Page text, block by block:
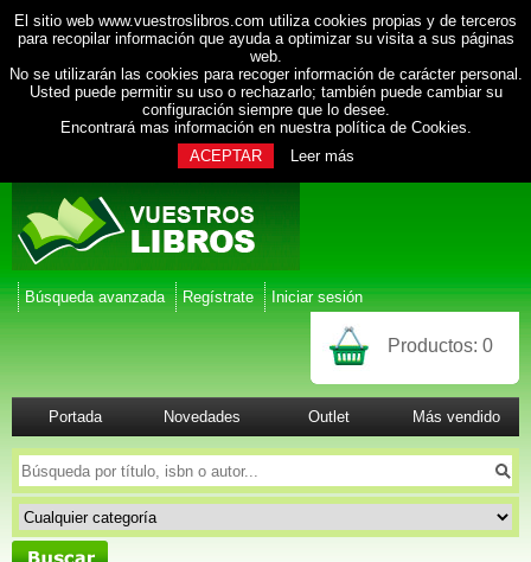
El sitio web www.vuestroslibros.com utiliza cookies propias y de terceros
para recopilar información que ayuda a optimizar su visita a sus páginas
web.
No se utilizarán las cookies para recoger información de carácter personal.
Usted puede permitir su uso o rechazarlo; también puede cambiar su
configuración siempre que lo desee.
Encontrará mas información en nuestra política de Cookies.
ACEPTAR
Leer más
Búsqueda avanzada Regístrate Iniciar sesión
Productos: 0
Portada Novedades Outlet Más vendido